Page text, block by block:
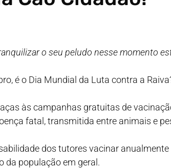
o seu peludo nesse momento
é o Dia Mundial da Luta contra a
às campanhas gratuitas de
fatal, transmitida entre animais e
dos tutores vacinar
da população em geral.